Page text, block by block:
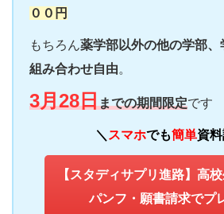
００円
もちろん薬学部以外の他の学部、
組み合わせ自由。
3月28日までの期間限定です
＼ スマホでも簡単資
【スタディサプリ進路】高
パンフ・願書請求でプ